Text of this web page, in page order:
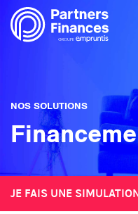
NOS SOLUTIONS
JE FAIS UNE